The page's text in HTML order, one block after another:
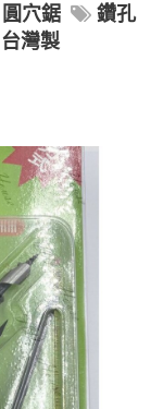
圓穴鋸
鑽孔
台灣製